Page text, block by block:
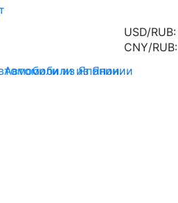
Автомобили из Японии
USD/RUB:
CNY/RUB: